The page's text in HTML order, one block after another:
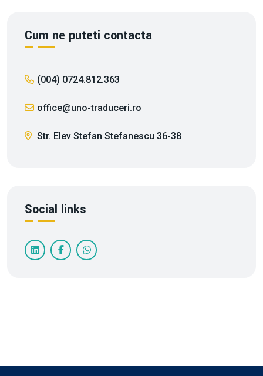
Cum ne puteti contacta
(004) 0724.812.363
office@uno-traduceri.ro
Str. Elev Stefan Stefanescu 36-38
Social links